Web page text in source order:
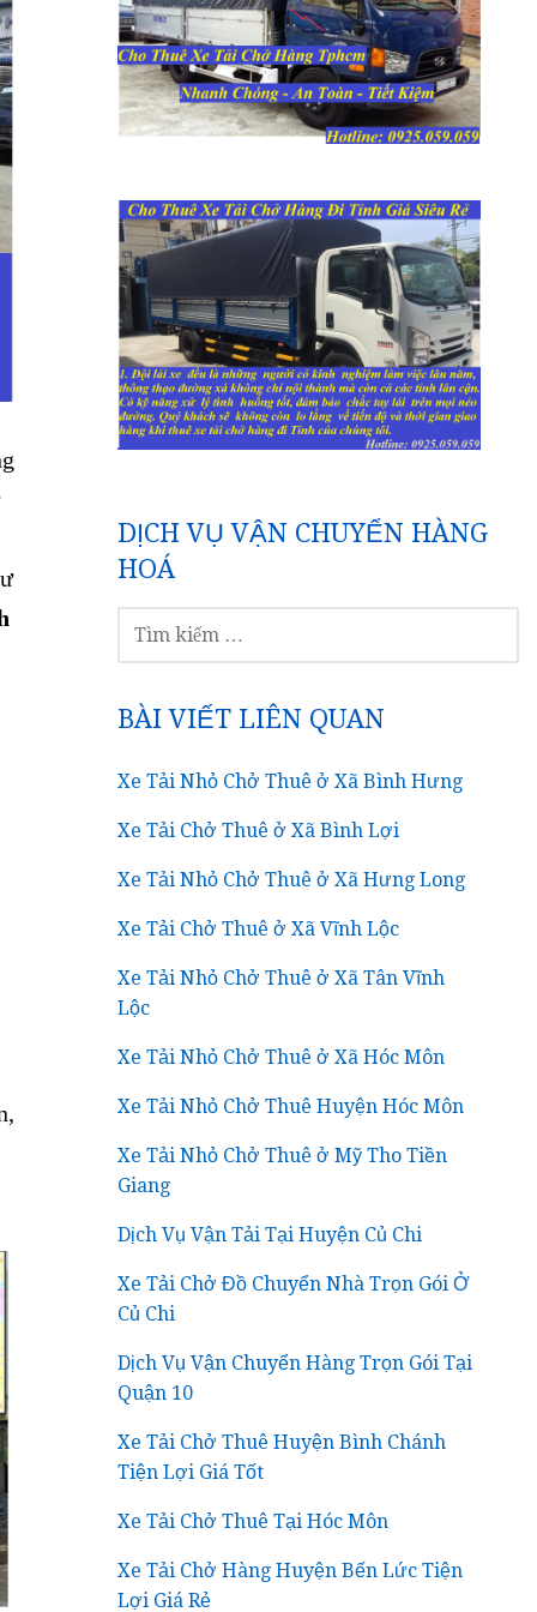
DỊCH VỤ VẬN CHUYỂN HÀNG
HOÁ
KIẾM
BÀI VIẾT LIÊN QUAN
Xe Tải Nhỏ Chở Thuê ở Xã Bình Hưng
Xe Tải Chở Thuê ở Xã Bình Lợi
Xe Tải Nhỏ Chở Thuê ở Xã Hưng Long
Xe Tải Chở Thuê ở Xã Vĩnh Lộc
Xe Tải Nhỏ Chở Thuê ở Xã Tân Vĩnh
Lộc
Xe Tải Nhỏ Chở Thuê ở Xã Hóc Môn
Xe Tải Nhỏ Chở Thuê Huyện Hóc Môn
Xe Tải Nhỏ Chở Thuê ở Mỹ Tho Tiền
Giang
Dịch Vụ Vận Tải Tại Huyện Củ Chi
Xe Tải Chở Đồ Chuyển Nhà Trọn Gói Ở
Củ Chi
Dịch Vụ Vận Chuyển Hàng Trọn Gói Tại
Quận 10
Xe Tải Chở Thuê Huyện Bình Chánh
Tiện Lợi Giá Tốt
Xe Tải Chở Thuê Tại Hóc Môn
Xe Tải Chở Hàng Huyện Bến Lức Tiện
Lợi Giá Rẻ